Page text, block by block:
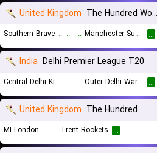
United Kingdom The Hundred Women
Southern Brave (W) .. - .. Manchester Super Giants (W) ...
India Delhi Premier League T20
Central Delhi Kings .. - .. Outer Delhi Warriors ...
United Kingdom The Hundred
MI London .. - .. Trent Rockets ...